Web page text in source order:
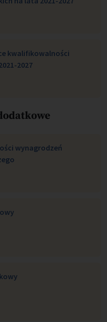
kwalifikowalności
2027
wynagrodzeń